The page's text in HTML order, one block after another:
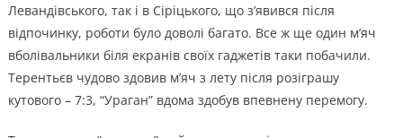
Левандівського, так і в Сіріцького, що з’явився після
відпочинку, роботи було доволі багато. Все ж ще один м’яч
вболівальники біля екранів своїх гаджетів таки побачили.
Терентьєв чудово здовив м’яч з лету після розіграшу
кутового – 7:3, “Ураган” вдома здобув впевнену перемогу.